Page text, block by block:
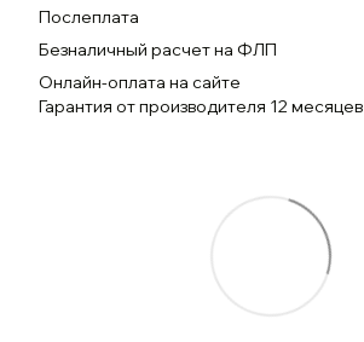
Послеплата
Безналичный расчет на ФЛП
Онлайн-оплата на сайте
Гарантия от производителя 12 месяцев